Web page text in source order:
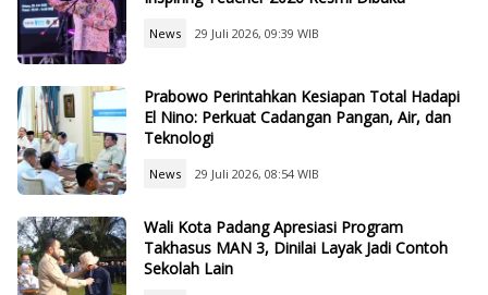
News 29 Juli 2026, 09:39 WIB
Prabowo Perintahkan Kesiapan Total Hadapi
El Nino: Perkuat Cadangan Pangan, Air, dan
Teknologi
News 29 Juli 2026, 08:54 WIB
Wali Kota Padang Apresiasi Program
Takhasus MAN 3, Dinilai Layak Jadi Contoh
Sekolah Lain